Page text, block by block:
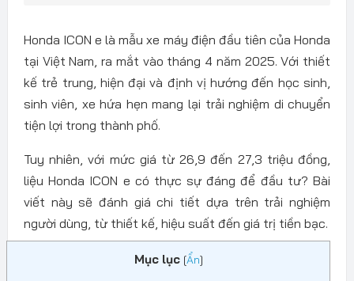
Honda ICON e là mẫu xe máy điện đầu tiên của Honda
tại Việt Nam, ra mắt vào tháng 4 năm 2025. Với thiết
kế trẻ trung, hiện đại và định vị hướng đến học sinh,
sinh viên, xe hứa hẹn mang lại trải nghiệm di chuyển
tiện lợi trong thành phố.
Tuy nhiên, với mức giá từ 26,9 đến 27,3 triệu đồng,
liệu Honda ICON e có thực sự đáng để đầu tư? Bài
viết này sẽ đánh giá chi tiết dựa trên trải nghiệm
người dùng, từ thiết kế, hiệu suất đến giá trị tiền bạc.
Mục lục [Ẩn]